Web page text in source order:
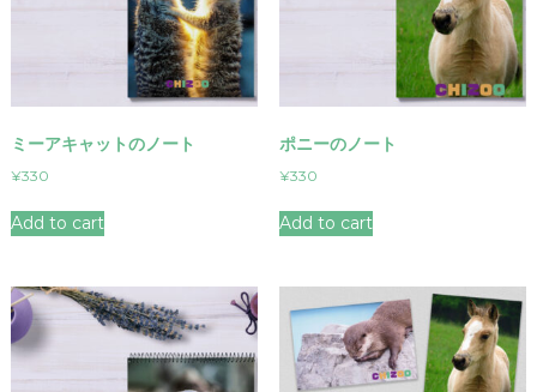
ミーアキャットのノート
¥330
Add to cart
ポニーのノート
¥330
Add to cart